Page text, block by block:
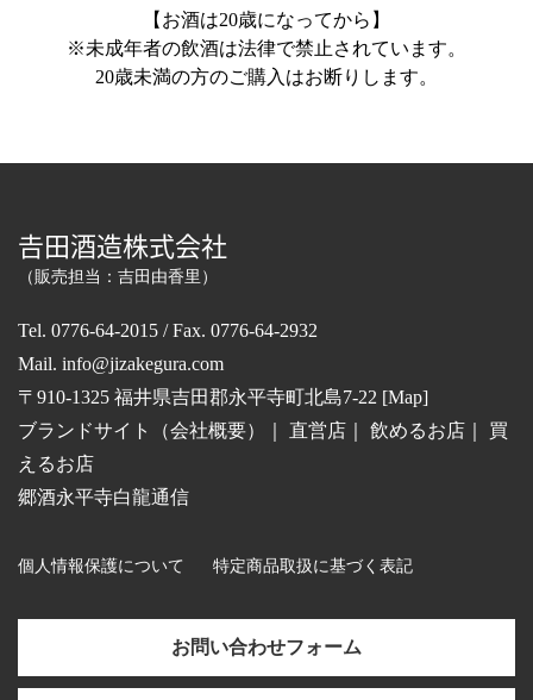
【お酒は20歳になってから】
※未成年者の飲酒は法律で禁止されています。
20歳未満の方のご購入はお断りします。
𠮷田酒造株式会社
（販売担当：吉田由香里）
Tel. 0776-64-2015 / Fax. 0776-64-2932
Mail. info@jizakegura.com
〒910-1325 福井県吉田郡永平寺町北島7-22 [Map]
ブランドサイト（会社概要）
直営店 飲めるお店
買
えるお店
郷酒永平寺白龍通信
個人情報保護について 特定商品取扱に基づく表記
お問い合わせフォーム